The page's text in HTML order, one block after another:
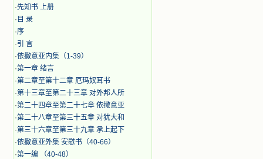
·先知书 上册
· 目 录
·序
·引 言
·​依撒意亚内集（1-39）
·第一章 绪言
·第二章至第十二章 厄玛奴耳书
·第十三章至第二十三章 对外邦人所
·第二十四章至第二十七章 依撒意亚
·第二十八章至第三十五章 对犹大和
·第三十六章至第三十九章 承上起下
·依撒意亚外集 安慰书（40-66）
·第一编 （40-48）